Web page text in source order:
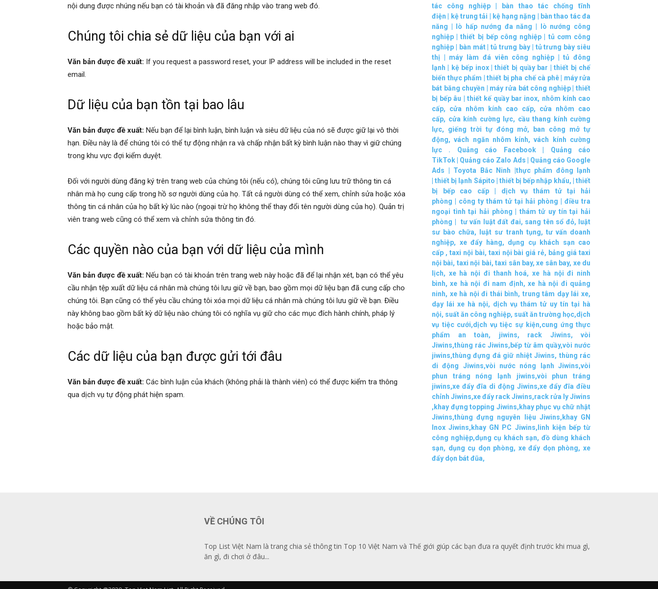
nội dung được nhúng nếu bạn có tài khoản và đã đăng nhập vào trang web đó.
Chúng tôi chia sẻ dữ liệu của bạn với ai
Văn bản được đề xuất: If you request a password reset, your IP address will be included in the reset
email.
Dữ liệu của bạn tồn tại bao lâu
Văn bản được đề xuất: Nếu bạn để lại bình luận, bình luận và siêu dữ liệu của nó sẽ được giữ lại vô thời
hạn. Điều này là để chúng tôi có thể tự động nhận ra và chấp nhận bất kỳ bình luận nào thay vì giữ chúng
trong khu vực đợi kiểm duyệt.
Đối với người dùng đăng ký trên trang web của chúng tôi (nếu có), chúng tôi cũng lưu trữ thông tin cá
nhân mà họ cung cấp trong hồ sơ người dùng của họ. Tất cả người dùng có thể xem, chỉnh sửa hoặc xóa
thông tin cá nhân của họ bất kỳ lúc nào (ngoại trừ họ không thể thay đổi tên người dùng của họ). Quản trị
viên trang web cũng có thể xem và chỉnh sửa thông tin đó.
Các quyền nào của bạn với dữ liệu của mình
Văn bản được đề xuất: Nếu bạn có tài khoản trên trang web này hoặc đã để lại nhận xét, bạn có thể yêu
cầu nhận tệp xuất dữ liệu cá nhân mà chúng tôi lưu giữ về bạn, bao gồm mọi dữ liệu bạn đã cung cấp cho
chúng tôi. Bạn cũng có thể yêu cầu chúng tôi xóa mọi dữ liệu cá nhân mà chúng tôi lưu giữ về bạn. Điều
này không bao gồm bất kỳ dữ liệu nào chúng tôi có nghĩa vụ giữ cho các mục đích hành chính, pháp lý
hoặc bảo mật.
Các dữ liệu của bạn được gửi tới đâu
Văn bản được đề xuất: Các bình luận của khách (không phải là thành viên) có thể được kiểm tra thông
qua dịch vụ tự động phát hiện spam.
tác công nghiệp
bàn thao tác chống tĩnh
điện
kệ trung tải kệ hạng nặng
bàn thao tác đa
năng
lò hấp nướng đa năng
lò nướng công
nghiệp |thiết bị bếp công nghiệp
tủ cơm công
nghiệp
bàn mát|tủ trưng bày| tủ trưng bày siêu
thị
máy làm đá viên công nghiệp|tủ đông
lạnh
kệ bếp inox|thiết bị quầy bar |thiết bị chế
biến thực phẩm
thiết bị pha chế cà phê| máy rửa
bát băng chuyền
máy rửa bát công nghiệp|thiết
bị bếp âu
thiết kế quầy bar inox, nhôm kính cao
cấp, cửa nhôm kính cao cấp, cửa nhôm cao
cấp, cửa kính cường lực, cầu thang kính cường
lực, giếng trời tự đóng mở,
ban công mở tự
động,vách ngăn nhôm kính,vách kính cường
lực . Quảng cáo Facebook| Quảng cáo
TikTok
Quảng cáo Zalo Ads
Quảng cáo Google
Ads
Toyota Bắc Ninh | thực phẩm đông lạnh
|thiết bị lạnh Sápito thiết bị bếp nhập khẩu, | thiết
bị bếp cao cấp
dịch vụ thám tử tại hải
phòng
công ty thám tử tại hải phòng
điều tra
ngoại tình tại hải phòng
thám tử uy tín tại hải
phòng
tư vấn luật đất đai, sang tên sổ đỏ,
luật
sư bào chữa, luật sư tranh tụng, tư vấn doanh
nghiệp, xe đẩy hàng, dụng cụ khách sạn cao
cấp , taxi nội bài, taxi nội bài giá rẻ, bảng giá taxi
nội bài, taxi nội bài,taxi sân bay,xe sân bay, xe du
lịch, xe hà nội đi thanh hoá,xe hà nội đi ninh
bình,xe hà nội đi nam định,xe hà nội đi quảng
ninh, xe hà nội đi thái bình, trung tâm dạy lái xe,
dạy lái xe hà nội, dịch vụ thám tử uy tín tại hà
nội, suất ăn công nghiệp, suất ăn trường học,dịch
vụ tiệc cưới,dịch vụ tiệc sự kiện,cung ứng thực
phẩm an toàn, jiwins, rack Jiwins, vòi
Jiwins,thùng rác Jiwins, bếp từ âm quầy,vòi nước
jiwins,thùng đựng đá giữ nhiệt Jiwins, thùng rác
di động Jiwins,vòi nước nóng lạnh Jiwins,vòi
phun tráng nóng lạnh jiwins,vòi phun tráng
jiwins,xe đẩy đĩa di động Jiwins,xe đẩy đĩa điều
chỉnh Jiwins,xe đẩy rack Jiwins,rack rửa ly Jiwins
, khay đựng topping Jiwins, khay phục vụ chữ nhật
Jiwins,thùng đựng nguyên liệu Jiwins, khay GN
Inox Jiwins, khay GN PC Jiwins, linh kiện bếp từ
công nghiệp,dụng cụ khách sạn, đồ dùng khách
sạn, dụng cụ dọn phòng, xe đẩy dọn phòng,xe
đẩy dọn bát đũa,
VỀ CHÚNG TÔI
Top List Việt Nam là trang chia sẻ thông tin Top 10 Việt Nam và Thế giới giúp các bạn đưa ra quyết định trước khi mua gì,
ăn gì, đi chơi ở đâu...